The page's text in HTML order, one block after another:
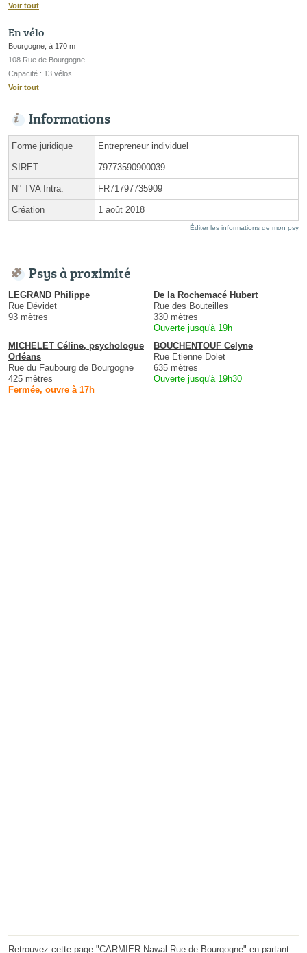
Voir tout
En vélo
Bourgogne, à 170 m
108 Rue de Bourgogne
Capacité : 13 vélos
Voir tout
Informations
Forme juridique Entrepreneur individuel
SIRET 79773590900039
N° TVA Intra. FR71797735909
Création 1 août 2018
Éditer les informations de mon psy
Psys à proximité
LEGRAND Philippe
Rue Dévidet
93 mètres
De la Rochemacé Hubert
Rue des Bouteilles
330 mètres
Ouverte jusqu'à 19h
MICHELET Céline, psychologue
Orléans
Rue du Faubourg de Bourgogne
425 mètres
Fermée, ouvre à 17h
BOUCHENTOUF Celyne
Rue Etienne Dolet
635 mètres
Ouverte jusqu'à 19h30
Retrouvez cette page "CARMIER Nawal Rue de Bourgogne" en partant